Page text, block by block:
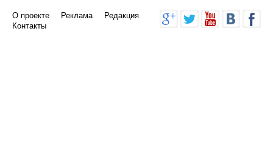
О проекте Реклама
Редакция
Контакты